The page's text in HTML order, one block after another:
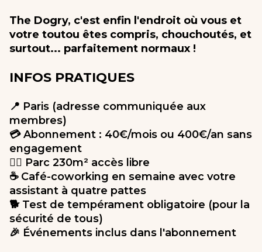
The Dogry, c'est enfin l'endroit où vous et
votre toutou êtes compris, chouchoutés, et
surtout... parfaitement normaux !
INFOS PRATIQUES
📍 Paris (adresse communiquée aux
membres)
💳 Abonnement : 40€/mois ou 400€/an sans
engagement
🏃‍♂️ Parc 230m² accès libre
☕ Café-coworking en semaine avec votre
assistant à quatre pattes
🐕 Test de tempérament obligatoire (pour la
sécurité de tous)
🎉 Événements inclus dans l'abonnement